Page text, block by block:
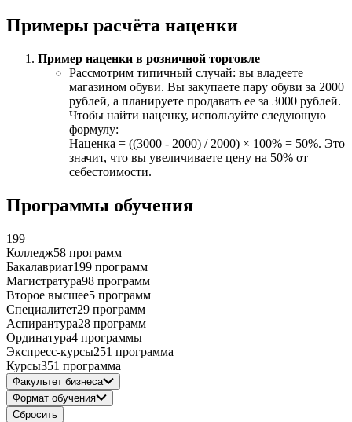
Примеры расчёта наценки
Пример наценки в розничной торговле
Рассмотрим типичный случай: вы владеете
магазином обуви. Вы закупаете пару обуви за 2000
рублей, а планируете продавать ее за 3000 рублей.
Чтобы найти наценку, используйте следующую
формулу:
Наценка = ((3000 - 2000) / 2000) × 100% = 50%. Это
значит, что вы увеличиваете цену на 50% от
себестоимости.
Программы обучения
199
Колледж58 программ
Бакалавриат199 программ
Магистратура98 программ
Второе высшее5 программ
Специалитет29 программ
Аспирантура28 программ
Ординатура4 программы
Экспресс-курсы251 программа
Курсы351 программа
Факультет бизнеса
Формат обучения
Сбросить